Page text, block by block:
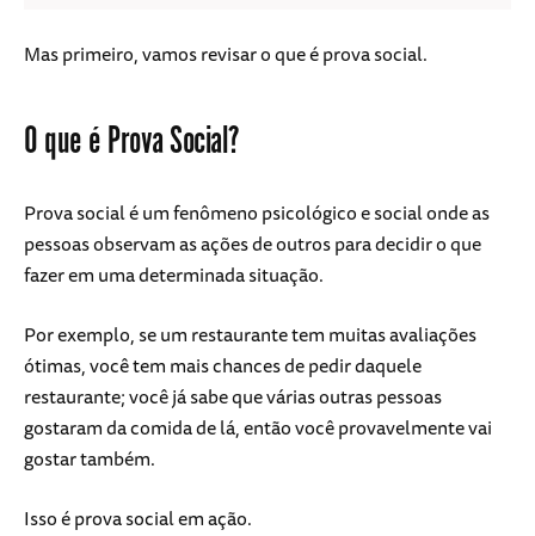
Mas primeiro, vamos revisar o que é prova social.
O que é Prova Social?
Prova social é um fenômeno psicológico e social onde as
pessoas observam as ações de outros para decidir o que
fazer em uma determinada situação.
Por exemplo, se um restaurante tem muitas avaliações
ótimas, você tem mais chances de pedir daquele
restaurante; você já sabe que várias outras pessoas
gostaram da comida de lá, então você provavelmente vai
gostar também.
Isso é prova social em ação.